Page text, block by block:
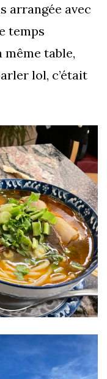
arrangée avec
temps
même table,
lol, c’était